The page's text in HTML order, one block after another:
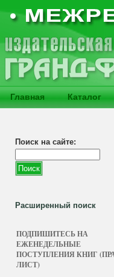
Главная Каталог
Поиск на сайте:
Расширенный поиск
ПОДПИШИТЕСЬ НА
ЕЖЕНЕДЕЛЬНЫЕ
ПОСТУПЛЕНИЯ КНИГ
ЛИСТ)